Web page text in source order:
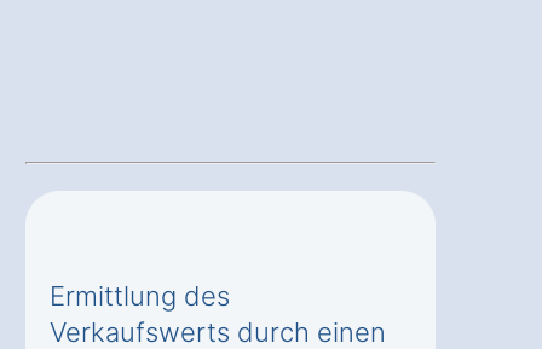
Ermittlung des
Verkaufswerts durch einen